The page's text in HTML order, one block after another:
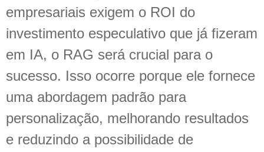
empresariais exigem o ROI do
investimento especulativo que já fizeram
em IA, o RAG será crucial para o
sucesso. Isso ocorre porque ele fornece
uma abordagem padrão para
personalização, melhorando resultados
e reduzindo a possibilidade de